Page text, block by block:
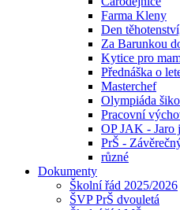
Farma Kleny
Den
Za Barunkou
Kytice pro
Přednáška o
Masterchef
Olympiáda
Pracovní
OP JAK - Jaro
PrŠ -
různé
Dokumenty
Školní řád 2025/2026
ŠVP PrŠ dvouletá